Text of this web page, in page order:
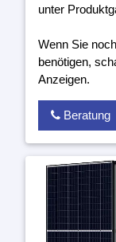
unter
Wenn Sie
benötigen,
Anzeigen.
Beratung